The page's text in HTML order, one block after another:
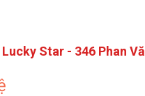
Star - 346 Phan